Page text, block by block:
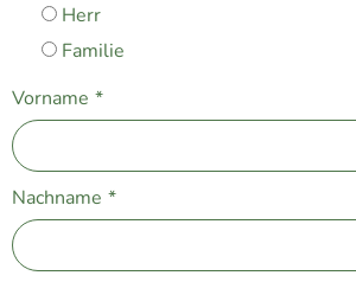
Herr
Familie
Vorname *
Nachname *